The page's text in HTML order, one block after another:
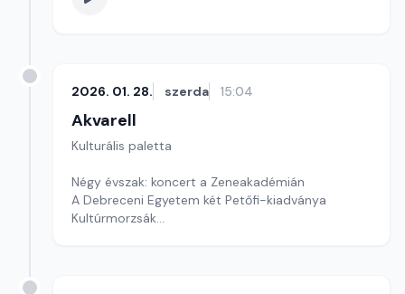
2026. 01. 28. szerda 15:04
Akvarell
Kulturális paletta
Négy évszak: koncert a Zeneakadémián
A Debreceni Egyetem két Petőfi-kiadványa
Kultúrmorzsák